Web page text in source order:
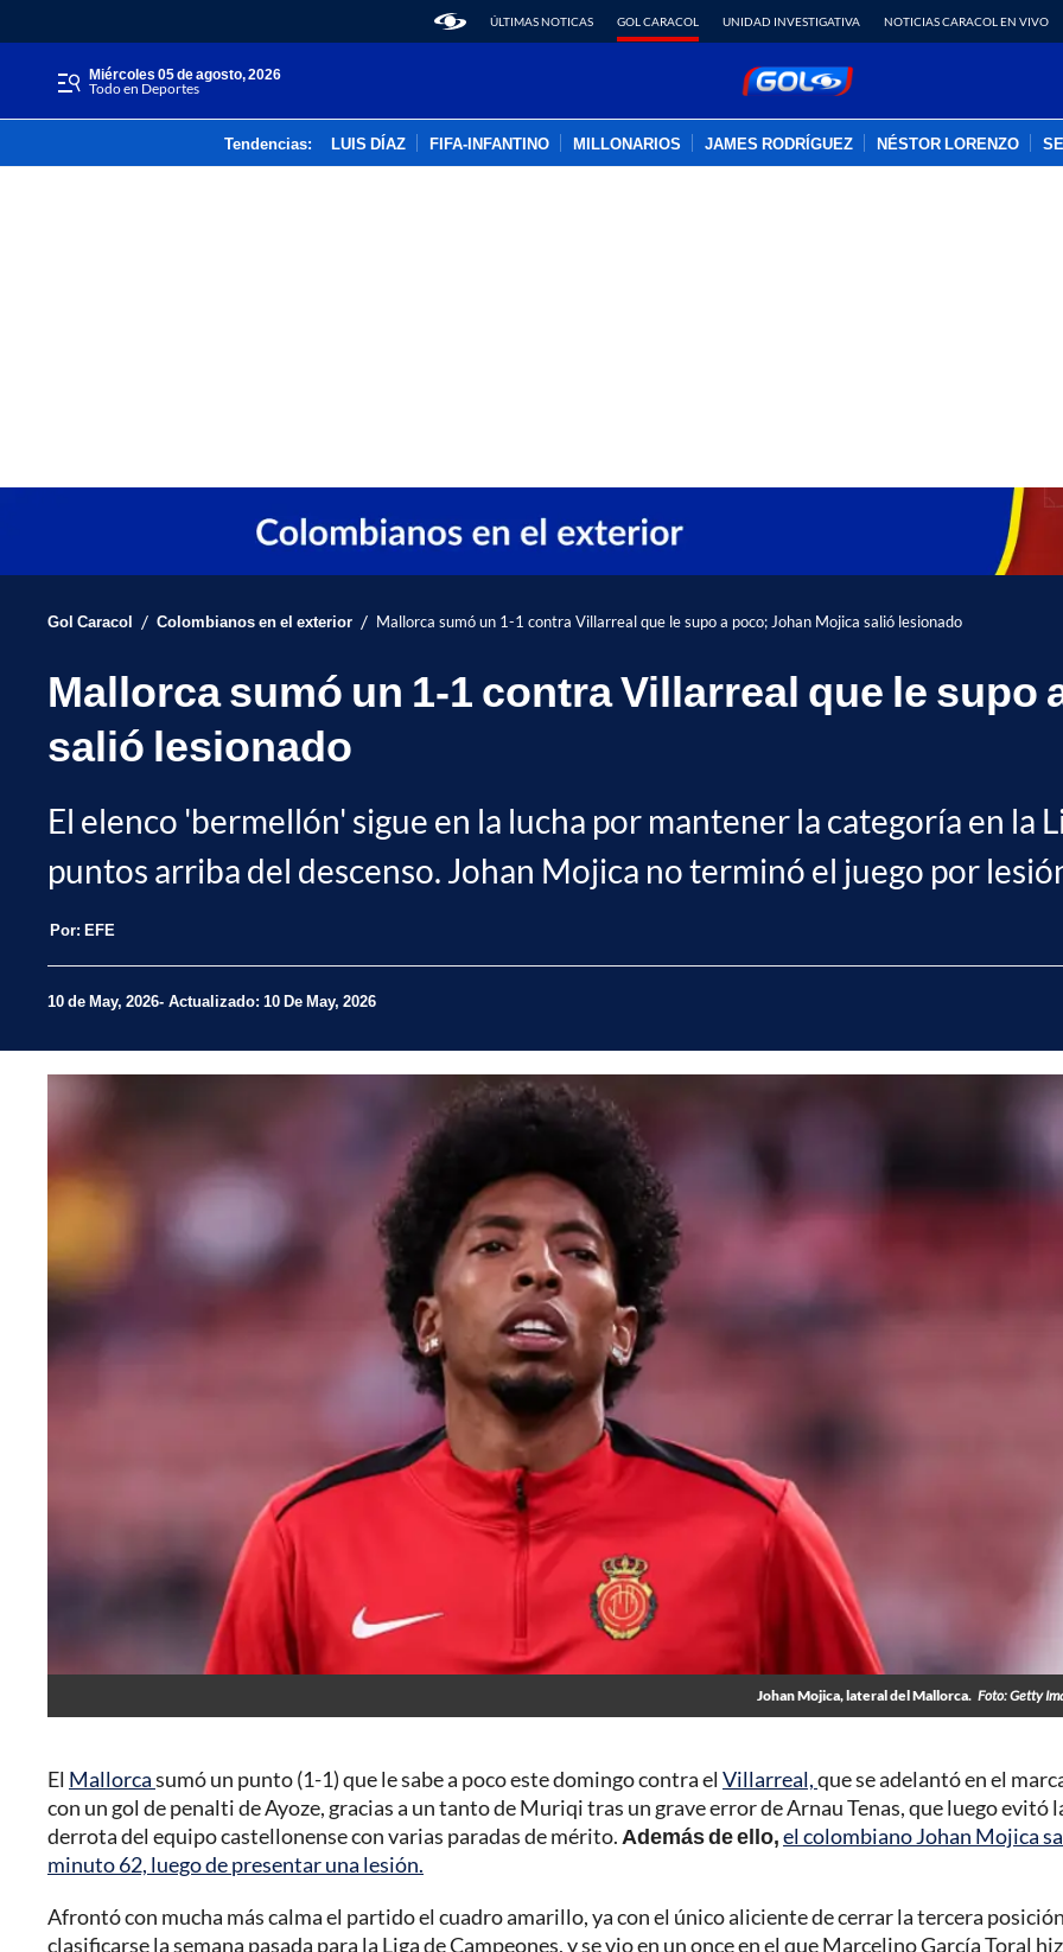
ÚLTIMAS NOTICAS GOL CARACOL UNIDAD INVESTIGATIVA NOTICIAS CARACOL EN VIVO
miércoles 05 de agosto, 2026
Todo en Deportes
Tendencias: LUIS DÍAZ FIFA-INFANTINO MILLONARIOS JAMES RODRÍGUEZ NÉSTOR LORENZO
Gol Caracol / Colombianos en el exterior / Mallorca sumó un 1-1 contra Villarreal que le supo a poco; Johan Mojica salió lesionado
Mallorca sumó un 1-1 contra Villarreal que le supo
salió lesionado
El elenco 'bermellón' sigue en la lucha por mantener la categoría en la
puntos arriba del descenso. Johan Mojica no terminó el juego por
Por: EFE
10 de May, 2026 Actualizado: 10 De May, 2026
Johan Mojica, lateral del Mallorca. Foto: Getty
El Mallorcasumó un punto (1-1) que le sabe a poco este domingo contra el Villarreal,que se adelantó en el
con un gol de penalti de Ayoze, gracias a un tanto de Muriqi tras un grave error de Arnau Tenas, que luego evitó
derrota del equipo castellonense con varias paradas de mérito. Además de ello,el colombiano Johan Mojica
minuto 62, luego de presentar una lesión.
Afrontó con mucha más calma el partido el cuadro amarillo, ya con el único aliciente de cerrar la tercera
clasificarse la semana pasada para la Liga de Campeones, y se vio en un once en el que Marcelino García Toral